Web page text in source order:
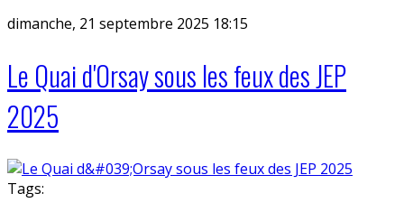
dimanche, 21 septembre 2025 18:15
Le Quai d'Orsay sous les feux des JEP
2025
Tags: